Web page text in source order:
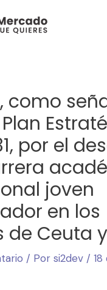
como
por el
joven
en los
Ceuta
/ Por si2dev /